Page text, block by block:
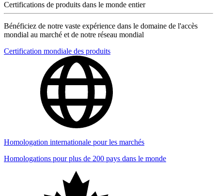
Certifications de produits dans le monde entier
Bénéficiez de notre vaste expérience dans le domaine de l'accès
mondial au marché et de notre réseau mondial
Certification mondiale des produits
Homologation internationale pour les marchés
Homologations pour plus de 200 pays dans le monde